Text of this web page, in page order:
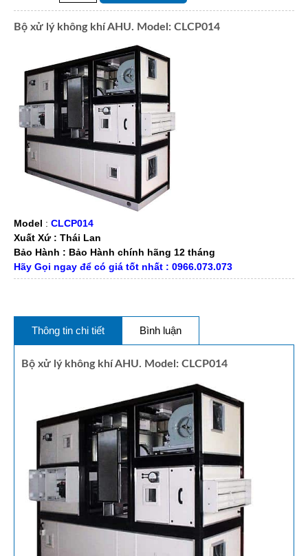
Bộ xử lý không khí AHU. Model: CLCP014
Model : CLCP014
Xuất Xứ : Thái Lan
Bảo Hành : Bảo Hành chính hãng 12 tháng
Hãy Gọi ngay để có giá tốt nhất : 0966.073.073
Thông tin chi tiết Bình luận
Bộ xử lý không khí AHU. Model: CLCP014